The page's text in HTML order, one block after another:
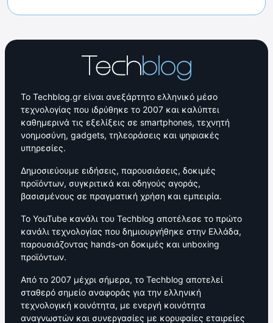
Το Techblog.gr είναι ανεξάρτητο ελληνικό μέσο
τεχνολογίας που ιδρύθηκε το 2007 και καλύπτει
καθημερινά τις εξελίξεις σε smartphones, τεχνητή
νοημοσύνη, gadgets, τηλεοράσεις και ψηφιακές
υπηρεσίες.
Δημοσιεύουμε ειδήσεις, παρουσιάσεις, δοκιμές
προϊόντων, συγκριτικά και οδηγούς αγοράς,
βασισμένους σε πραγματική χρήση και εμπειρία.
Το YouTube κανάλι του Techblog αποτέλεσε το πρώτο
κανάλι τεχνολογίας που δημιουργήθηκε στην Ελλάδα,
παρουσιάζοντας hands-on δοκιμές και unboxing
προϊόντων.
Από το 2007 μέχρι σήμερα, το Techblog αποτελεί
σταθερό σημείο αναφοράς για την ελληνική
τεχνολογική κοινότητα, με ενεργή κοινότητα
αναγνωστών και συνεργασίες με κορυφαίες εταιρείες